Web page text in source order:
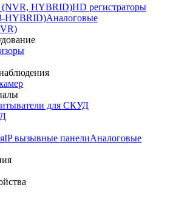
(NVR, HYBRID)HD регистраторы
HYBRID)Аналоговые
для СКУД
IP вызывные панелиАналоговые